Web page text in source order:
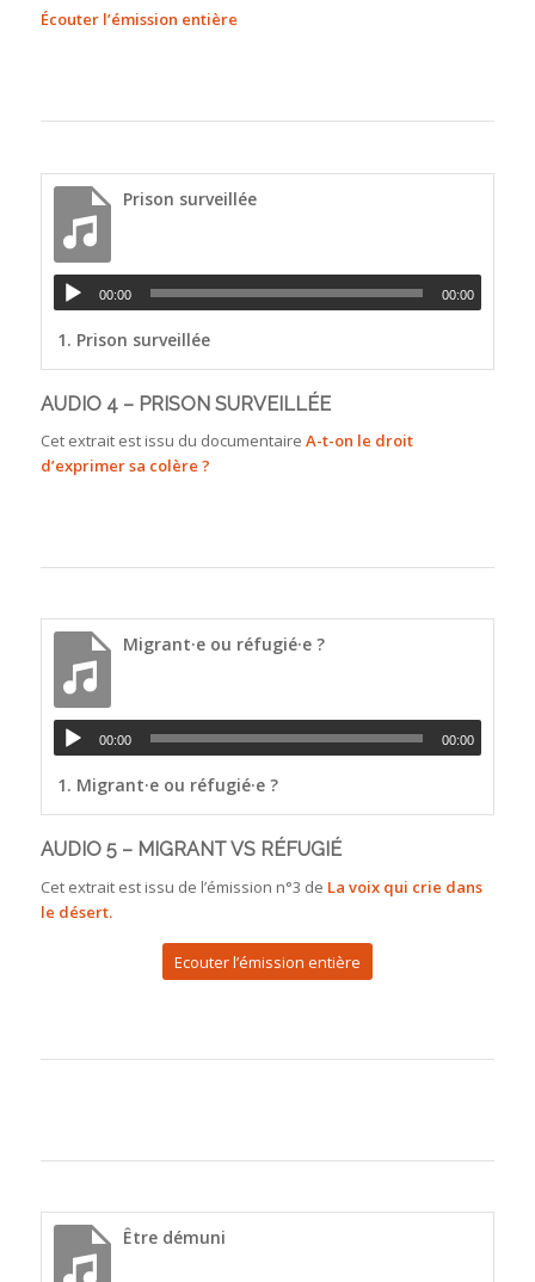
Écouter l’émission entière
Prison surveillée
00:00 00:00
1. Prison surveillée
AUDIO 4 – PRISON SURVEILLÉE
Cet extrait est issu du documentaire A-t-on le droit
d’exprimer sa colère ?
Migrant·e ou réfugié·e ?
00:00 00:00
1. Migrant·e ou réfugié·e ?
AUDIO 5 – MIGRANT VS RÉFUGIÉ
Cet extrait est issu de l’émission n°3 de La voix qui crie dans
le désert.
Ecouter l’émission entière
Être démuni